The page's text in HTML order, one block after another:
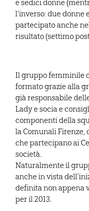
e sedici donne
l’inverso: due
partecipato anche
risultato (settimo
Il gruppo femminile
formato grazie alla
già responsabile
Lady e socia e
componenti della
la Comunali Firenze,
che partecipano ai
società.
Naturalmente il
anche in vista
definita non appena
per il 2013.